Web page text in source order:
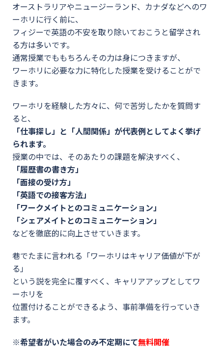
オーストラリアやニュージーランド、カナダなどへのワ
ーホリに行く前に、
フィジーで英語の不安を取り除いておこうと留学され
る方は多いです。
通常授業でももちろんその力は身につきますが、
ワーホリに必要な力に特化した授業を受けることがで
きます。
ワーホリを経験した方々に、何で苦労したかを質問す
ると、
「仕事探し」と「人間関係」が代表例としてよく挙げ
られます。
授業の中では、そのあたりの課題を解決すべく、
「履歴書の書き方」
「面接の受け方」
「英語での接客方法」
「ワークメイトとのコミュニケーション」
「シェアメイトとのコミュニケーション」
などを徹底的に向上させていきます。
巷でたまに言われる「ワーホリはキャリア価値が下が
る」
という説を完全に覆すべく、キャリアアップとしてワ
ーホリを
位置付けることができるよう、事前準備を行っていき
ます。
※希望者がいた場合のみ不定期にて無料開催